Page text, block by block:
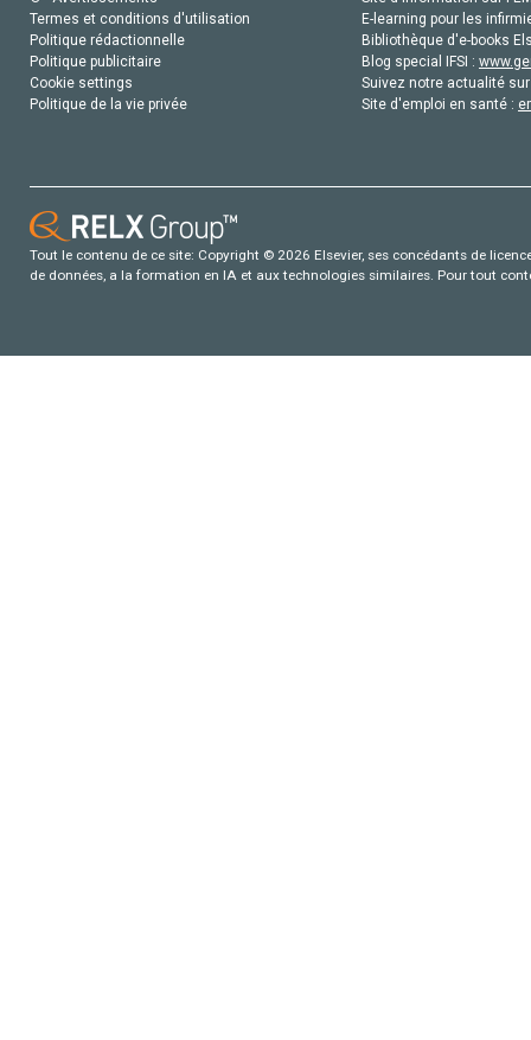
Termes et conditions d'utilisation
Politique rédactionnelle
Politique publicitaire
Cookie settings
Politique de la vie privée
E-learning pour les
Bibliothèque d'e-books
Blog special IFSI :
Suivez notre actualité
Site d'emploi en santé :
Tout le contenu de ce site: Copyright © 2026 Elsevier, ses concédants de
de données, a la formation en IA et aux technologies similaires. Pour tout